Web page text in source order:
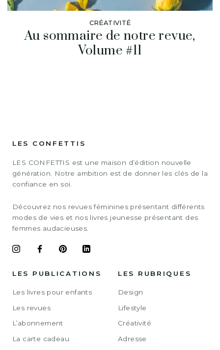
CRÉATIVITÉ
Au sommaire de notre revue,
Volume #11
LES CONFETTIS
LES CONFETTIS est une maison d’édition nouvelle
génération. Notre ambition est de donner les clés de la
confiance en soi.
Découvrez nos revues féminines présentant différents
modes de vies et nos livres jeunesse présentant des
femmes audacieuses.
LES PUBLICATIONS
Les livres pour enfants
Les revues
L’abonnement
La carte cadeau
LES RUBRIQUES
Design
Lifestyle
Créativité
Adresse